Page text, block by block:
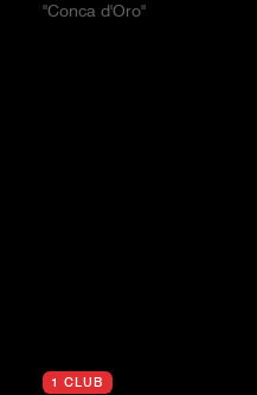
"Conca d'Oro"
1 CLUB